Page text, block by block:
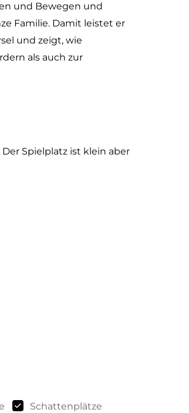
und Bewegen und
Familie. Damit leistet er
und zeigt, wie
als auch zur
Spielplatz ist klein aber
Schattenplätze